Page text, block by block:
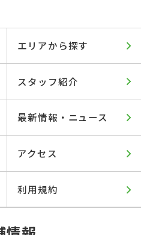
エリアから探す
スタッフ紹介
最新情報・ニュース
アクセス
利用規約